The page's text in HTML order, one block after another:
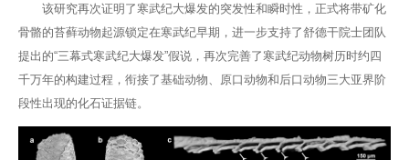
该研究再次证明了寒武纪大爆发的突发性和瞬时性，正式将带矿化
骨骼的苔藓动物起源锁定在寒武纪早期，进一步支持了舒德干院士团队
提出的“三幕式寒武纪大爆发”假说，再次完善了寒武纪动物树历时约四
千万年的构建过程，衔接了基础动物、原口动物和后口动物三大亚界阶
段性出现的化石证据链。